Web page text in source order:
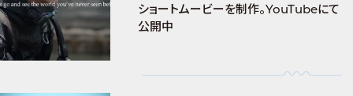
ショートムービーを制作。YouTubeにて
公開中